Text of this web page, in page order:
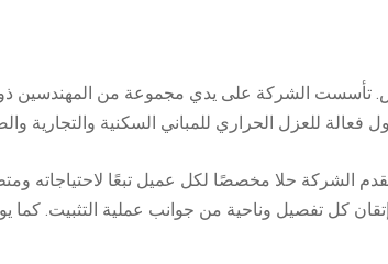
تأسست الشركة على يدي مجموعة من المهندسين
للعزل الحراري للمباني السكنية والتجارية
الشركة حلا مخصصًا لكل عميل تبعًا لاحتياجاته
كل تفصيل وناحية من جوانب عملية التثبيت. كما